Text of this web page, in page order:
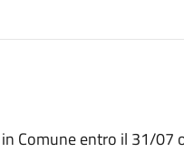
Comune entro il 31/07